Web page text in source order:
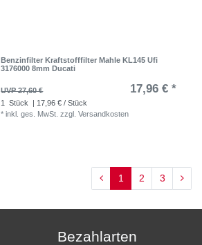
Benzinfilter Kraftstofffilter Mahle KL145 Ufi
3176000 8mm Ducati
UVP 27,60 € 17,96 € *
1 Stück
| 17,96 € / Stück
*inkl. ges. MwSt. zzgl.Versandkosten
1 2 3
Bezahlarten